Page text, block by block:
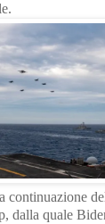
continuazione
dalla quale